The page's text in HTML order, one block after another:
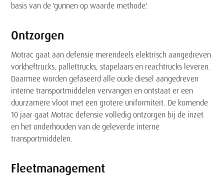
basis van de 'gunnen op waarde methode'.
Ontzorgen
Motrac gaat aan defensie merendeels elektrisch aangedreven
vorkheftrucks, pallettrucks, stapelaars en reachtrucks leveren.
Daarmee worden gefaseerd alle oude diesel aangedreven
interne transportmiddelen vervangen en ontstaat er een
duurzamere vloot met een grotere uniformiteit. De komende
10 jaar gaat Motrac defensie volledig ontzorgen bij de inzet
en het onderhouden van de geleverde interne
transportmiddelen.
Fleetmanagement